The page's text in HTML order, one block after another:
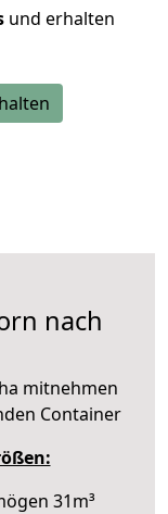
und erhalten
nach
mitnehmen
Container
31m³